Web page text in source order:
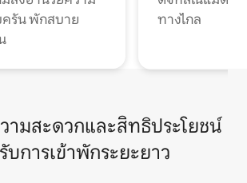
ครัน พักสบาย
ทางไกล
ามสะดวกและสิทธิประโยชน์
บการเข้าพักระยะยาว